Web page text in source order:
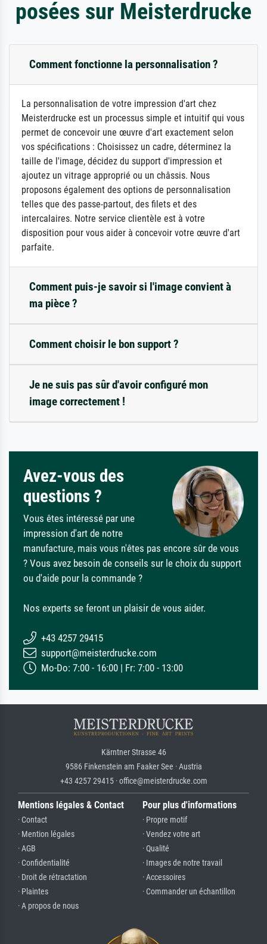
posées sur Meisterdrucke
Comment fonctionne la personnalisation ?
La personnalisation de votre impression d'art chez
Meisterdrucke est un processus simple et intuitif qui vous
permet de concevoir une œuvre d'art exactement selon
vos spécifications : Choisissez un cadre, déterminez la
taille de l'image, décidez du support d'impression et
ajoutez un vitrage approprié ou un châssis. Nous
proposons également des options de personnalisation
telles que des passe-partout, des filets et des
intercalaires. Notre service clientèle est à votre
disposition pour vous aider à concevoir votre œuvre d'art
parfaite.
Comment puis-je savoir si l'image convient à
ma pièce ?
Comment choisir le bon support ?
Je ne suis pas sûr d'avoir configuré mon
image correctement !
Avez-vous des
questions ?
Vous êtes intéressé par une
impression d'art de notre
manufacture, mais vous n'êtes pas encore sûr de vous
? Vous avez besoin de conseils sur le choix du support
ou d'aide pour la commande ?
Nos experts se feront un plaisir de vous aider.
+43 4257 29415
support@meisterdrucke.com
Mo-Do: 7:00 - 16:00 | Fr: 7:00 - 13:00
Kärntner Strasse 46
9586 Finkenstein am Faaker See · Austria
+43 4257 29415 · office@meisterdrucke.com
Mentions légales & Contact
· Contact
· Mention légales
· AGB
· Confidentialité
· Droit de rétractation
· Plaintes
· A propos de nous
Pour plus d'informations
· Propre motif
· Vendez votre art
· Qualité
· Images de notre travail
· Accessoires
· Commander un échantillon